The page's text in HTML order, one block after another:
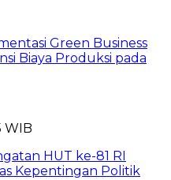
Green Business
Biaya Produksi pada
WIB
HUT ke-81 RI
Kepentingan Politik